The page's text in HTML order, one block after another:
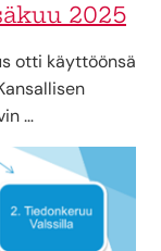
2025
otti käyttöönsä
…